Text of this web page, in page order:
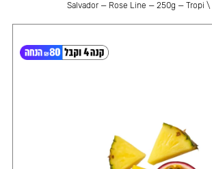
\
Salvador — Rose Line — 250g — Tropi